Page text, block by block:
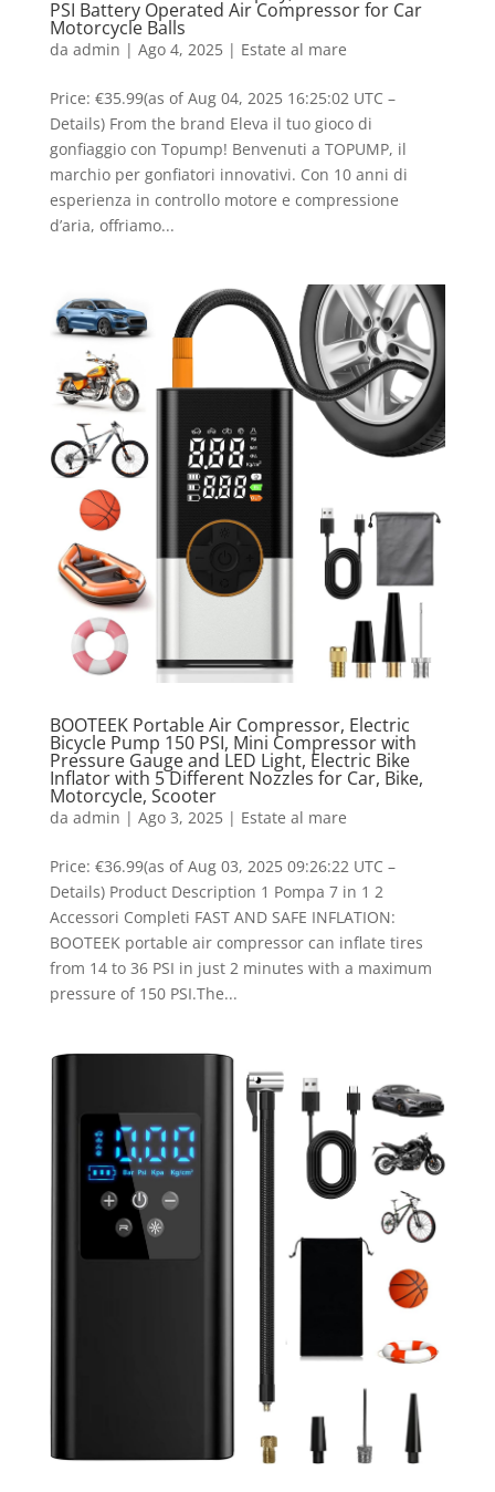
PSI Battery Operated Air Compressor for Car
Motorcycle Balls
da admin | Ago 4, 2025| Estate al mare
Price: €35.99(as of Aug 04, 2025 16:25:02 UTC –
Details) From the brand Eleva il tuo gioco di
gonfiaggio con Topump! Benvenuti a TOPUMP, il
marchio per gonfiatori innovativi. Con 10 anni di
esperienza in controllo motore e compressione
d’aria, offriamo...
BOOTEEK Portable Air Compressor, Electric
Bicycle Pump 150 PSI, Mini Compressor with
Pressure Gauge and LED Light, Electric Bike
Inflator with 5 Different Nozzles for Car, Bike,
Motorcycle, Scooter
da admin | Ago 3, 2025| Estate al mare
Price: €36.99(as of Aug 03, 2025 09:26:22 UTC –
Details) Product Description 1 Pompa 7 in 1 2
Accessori Completi FAST AND SAFE INFLATION:
BOOTEEK portable air compressor can inflate tires
from 14 to 36 PSI in just 2 minutes with a maximum
pressure of 150 PSI.The...